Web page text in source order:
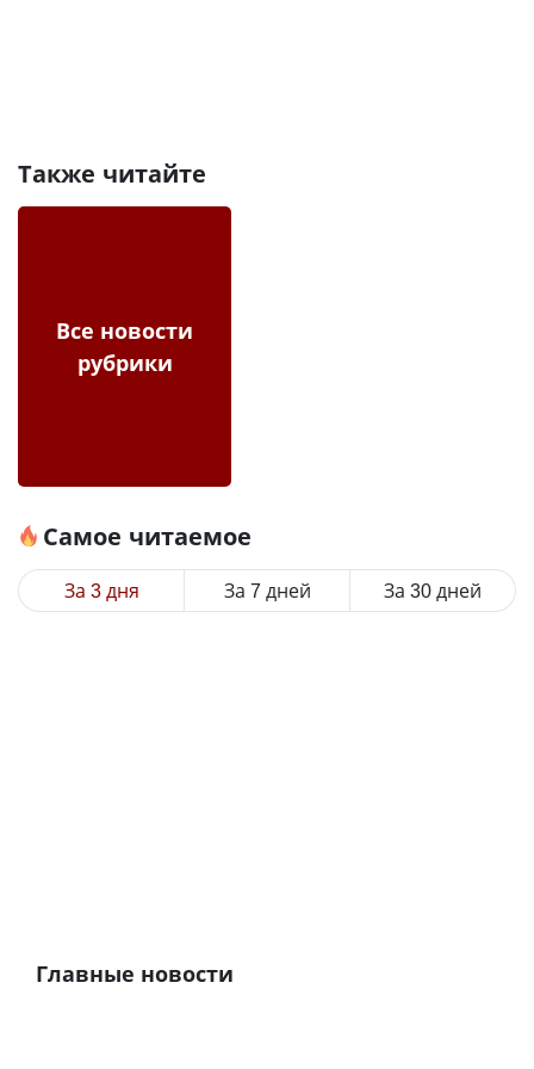
Также читайте
Все новости
рубрики
Самое читаемое
За 3 дня За 7 дней За 30 дней
Главные новости